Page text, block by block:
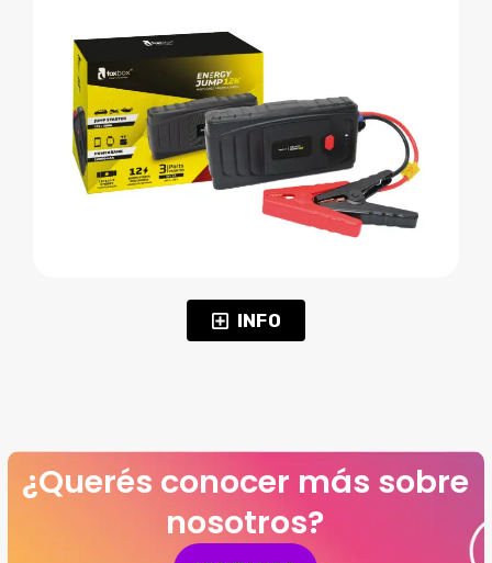
INFO
¿Querés conocer más sobre
nosotros?